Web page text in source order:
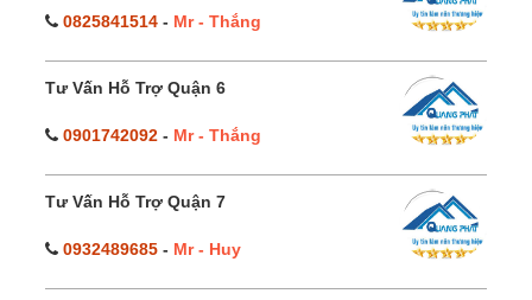
0825841514 - Mr - Thắng
Tư Vấn Hỗ Trợ Quận 6
0901742092 - Mr - Thắng
Tư Vấn Hỗ Trợ Quận 7
0932489685 - Mr - Huy